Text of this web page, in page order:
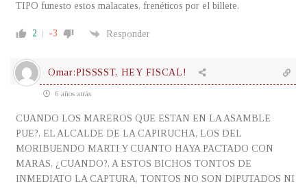
TIPO funesto estos malacates, frenéticos por el billete.
2 -3 Responder
Omar:PISSSST, HEY FISCAL!
6 años atrás
CUANDO LOS MAREROS QUE ESTAN EN LA ASAMBLE
PUE?, EL ALCALDE DE LA CAPIRUCHA, LOS DEL
MORIBUENDO MARTI Y CUANTO HAYA PACTADO CON
MARAS, ¿CUANDO?, A ESTOS BICHOS TONTOS DE
INMEDIATO LA CAPTURA, TONTOS NO SON DIPUTADOS NI